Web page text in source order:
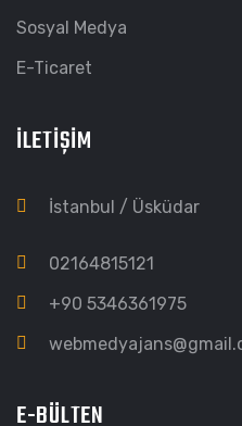
Sosyal Medya
E-Ticaret
İLETIŞIM
İstanbul / Üsküdar
02164815121
+90 5346361975
E-BÜLTEN